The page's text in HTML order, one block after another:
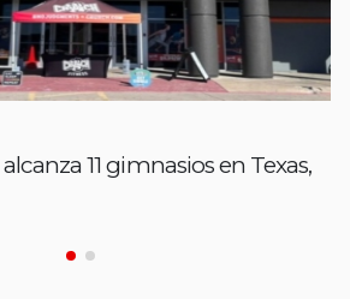
11 gimnasios en Texas,